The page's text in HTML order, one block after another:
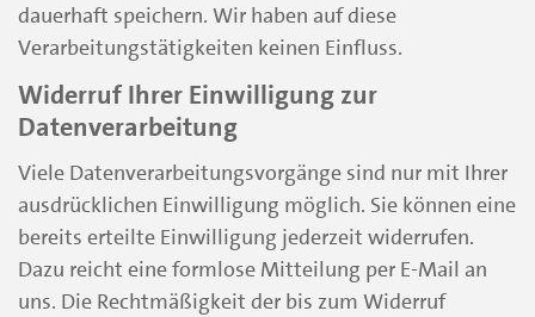
dauerhaft speichern. Wir haben auf diese
Verarbeitungstätigkeiten keinen Einfluss.
Widerruf Ihrer Einwilligung zur
Datenverarbeitung
Viele Datenverarbeitungsvorgänge sind nur mit Ihrer
ausdrücklichen Einwilligung möglich. Sie können eine
bereits erteilte Einwilligung jederzeit widerrufen.
Dazu reicht eine formlose Mitteilung per E-Mail an
uns. Die Rechtmäßigkeit der bis zum Widerruf